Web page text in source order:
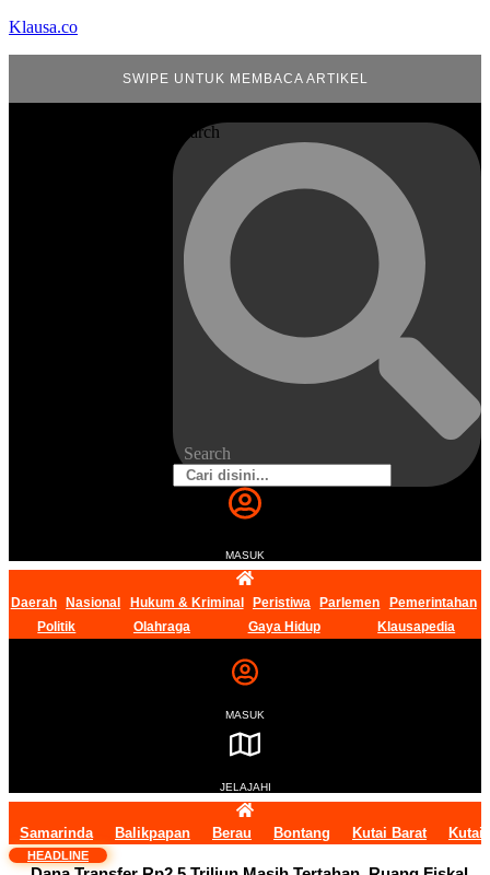
Klausa.co
SWIPE UNTUK MEMBACA ARTIKEL
Search
Search
MASUK
Daerah Nasional Hukum & Kriminal Peristiwa Parlemen
Pemerintahan
Politik
Olahraga Gaya Hidup Klausapedia
MASUK
JELAJAHI
Samarinda Balikpapan Berau Bontang Kutai Barat Kutai
HEADLINE